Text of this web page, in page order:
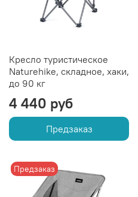
Кресло туристическое
Naturehike, складное, хаки,
до 90 кг
4 440 руб
Предзаказ
Предзаказ